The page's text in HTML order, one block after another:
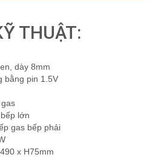
THUẬT:
dày 8mm
bằng pin 1.5V
lớn
gas bếp phải
x H75mm